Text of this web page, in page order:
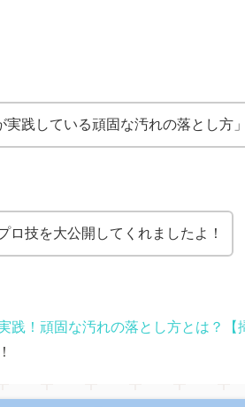
実践している頑固な汚れの落とし方
ロ技を大公開してくれましたよ！
践！頑固な汚れの落とし方とは？【